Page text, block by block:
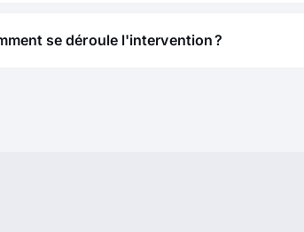
se déroule l'intervention ?